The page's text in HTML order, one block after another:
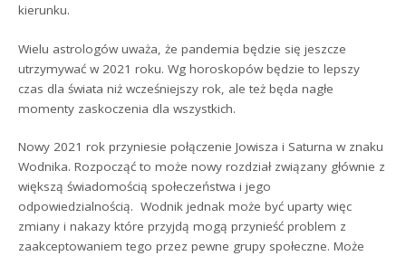
kierunku.
Wielu astrologów uważa, że pandemia będzie się jeszcze
utrzymywać w 2021 roku. Wg horoskopów będzie to lepszy
czas dla świata niż wcześniejszy rok, ale też będa nagłe
momenty zaskoczenia dla wszystkich.
Nowy 2021 rok przyniesie połączenie Jowisza i Saturna w znaku
Wodnika. Rozpocząć to może nowy rozdział związany głównie z
większą świadomością społeczeństwa i jego
odpowiedzialnością. Wodnik jednak może być uparty więc
zmiany i nakazy które przyjdą mogą przynieść problem z
zaakceptowaniem tego przez pewne grupy społeczne. Może